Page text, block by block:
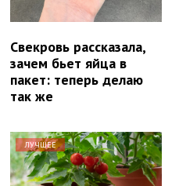
Свекровь рассказала,
зачем бьет яйца в
пакет: теперь делаю
так же
ЛУЧШЕЕ